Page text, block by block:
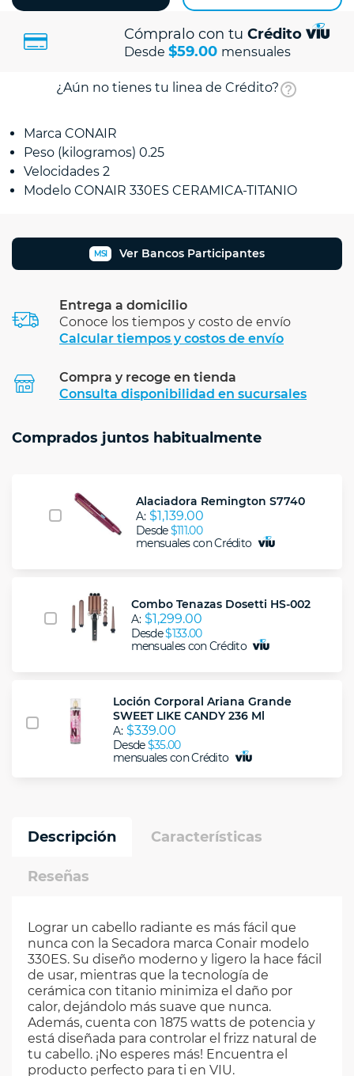
Cómpralo con tu Crédito
Desde $59.00 mensuales
¿Aún no tienes tu linea de Crédito?
Marca CONAIR
Peso (kilogramos) 0.25
Velocidades 2
Modelo CONAIR 330ES CERAMICA-TITANIO
MSI Ver Bancos Participantes
Entrega a domicilio
Conoce los tiempos y costo de envío
Calcular tiempos y costos de envío
Compra y recoge en tienda
Consulta disponibilidad en sucursales
Comprados juntos habitualmente
Alaciadora Remington S7740
A: $1,139.00
Desde$111.00
mensuales con Crédito
Combo Tenazas Dosetti HS-002
A: $1,299.00
Desde$133.00
mensuales con Crédito
Loción Corporal Ariana Grande
SWEET LIKE CANDY 236 Ml
A: $339.00
Desde$35.00
mensuales con Crédito
Descripción Características
Reseñas
Lograr un cabello radiante es más fácil que
nunca con la Secadora marca Conair modelo
330ES. Su diseño moderno y ligero la hace fácil
de usar, mientras que la tecnología de
cerámica con titanio minimiza el daño por
calor, dejándolo más suave que nunca.
Además, cuenta con 1875 watts de potencia y
está diseñada para controlar el frizz natural de
tu cabello. ¡No esperes más! Encuentra el
producto perfecto para ti en VIU.